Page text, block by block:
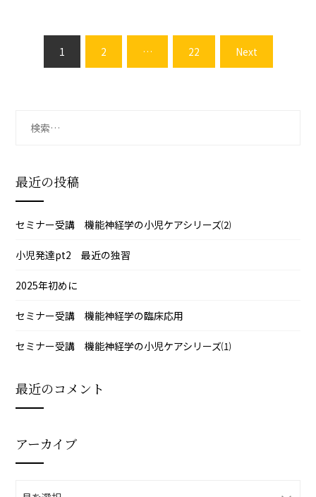
り
1 2 … 22 Next
最近の投稿
セミナー受講 機能神経学の小児ケアシリーズ⑵
小児発達pt2 最近の独習
2025年初めに
セミナー受講 機能神経学の臨床応用
セミナー受講 機能神経学の小児ケアシリーズ⑴
最近のコメント
アーカイブ